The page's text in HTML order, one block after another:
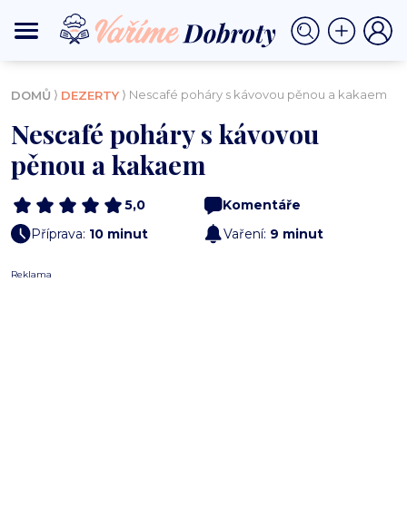
DOMŮ ⟩ DEZERTY ⟩ Nescafé poháry s kávovou pěnou a kakaem
Nescafé poháry s kávovou
pěnou a kakaem
5,0
Komentáře
Příprava: 10 minut Vaření: 9 minut
Reklama